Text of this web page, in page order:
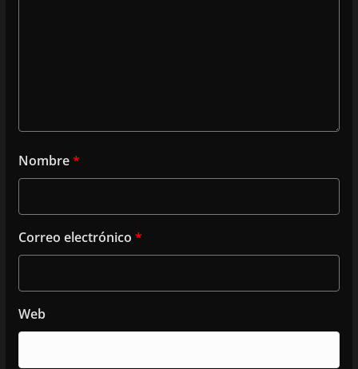
Nombre*
Correo electrónico *
Web